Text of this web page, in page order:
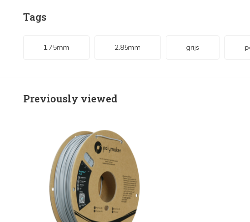
Tags
1.75mm 2.85mm grijs
Previously viewed